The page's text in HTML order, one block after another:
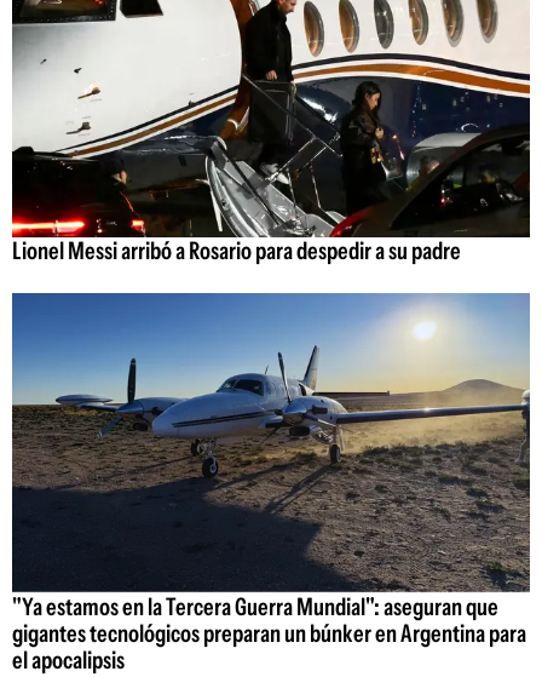
Lionel Messi arribó a Rosario para despedir a su padre
"Ya estamos en la Tercera Guerra Mundial": aseguran que
gigantes tecnológicos preparan un búnker en Argentina para
el apocalipsis